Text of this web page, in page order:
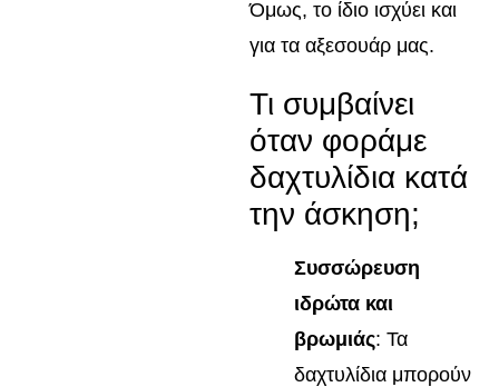
Όμως, το ίδιο ισχύει και
για τα αξεσουάρ μας.
Τι συμβαίνει
όταν φοράμε
δαχτυλίδια κατά
την άσκηση;
Συσσώρευση
ιδρώτα και
βρωμιάς: Τα
δαχτυλίδια μπορούν